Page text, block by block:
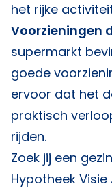
het rijke
Voorzieningen
supermarkt
goede
ervoor dat het
praktisch
rijden.
Zoek jij een
Hypotheek Visie